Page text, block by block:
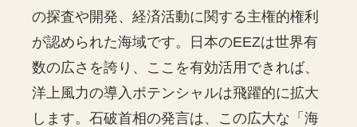
の探査や開発、経済活動に関する主権的権利
が認められた海域です。日本のEEZは世界有
数の広さを誇り、ここを有効活用できれば、
洋上風力の導入ポテンシャルは飛躍的に拡大
します。石破首相の発言は、この広大な「海